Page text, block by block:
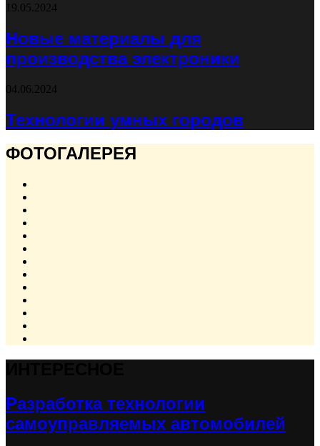
19.05.2024
Новые материалы для
производства электроники
04.06.2024
Технологии умных городов
ФОТОГАЛЕРЕЯ
Разработка технологии
самоуправляемых автомобилей